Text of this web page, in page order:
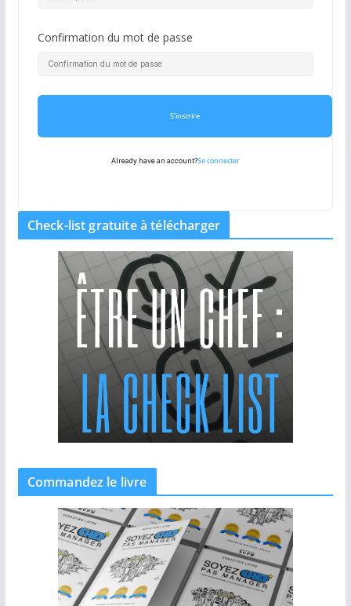
Confirmation du mot de passe
S’inscrire
Already have an account?Se connecter
Check-list gratuite à télécharger
Commandez le livre